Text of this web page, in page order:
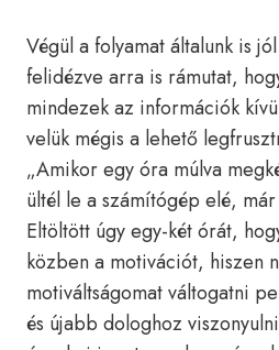
Végül a folyamat általunk is
felidézve arra is rámutat,
mindezek az információk
velük mégis a lehető
„Amikor egy óra múlva
ültél le a számítógép elé,
Eltöltött úgy egy-két órát,
közben a motivációt, hiszen
motiváltságomat váltogatni
és újabb dologhoz